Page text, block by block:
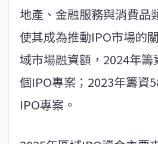
地產、金融服務與消費品
使其成為推動IPO市場的
域市場融資額，2024年籌
個IPO專案；2023年籌資
IPO專案。